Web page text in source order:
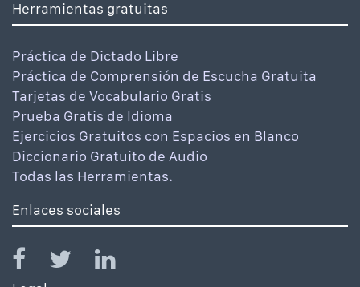
Herramientas gratuitas
Práctica de Dictado Libre
Práctica de Comprensión de Escucha Gratuita
Tarjetas de Vocabulario Gratis
Prueba Gratis de Idioma
Ejercicios Gratuitos con Espacios en Blanco
Diccionario Gratuito de Audio
Todas las Herramientas.
Enlaces sociales